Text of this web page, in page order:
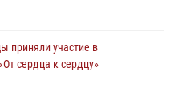
приняли участие в
сердца к сердцу»